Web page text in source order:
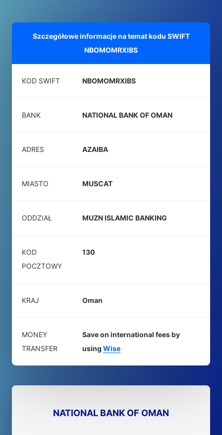
Szczegółowe informacje na temat kodu SWIFT
NBOMOMRXIBS
KOD SWIFT NBOMOMRXIBS
BANK NATIONAL BANK OF OMAN
ADRES AZAIBA
MIASTO MUSCAT
ODDZIAŁ MUZN ISLAMIC BANKING
KOD
POCZTOWY
130
KRAJ Oman
MONEY
TRANSFER
Save on international fees by
using Wise
NATIONAL BANK OF OMAN